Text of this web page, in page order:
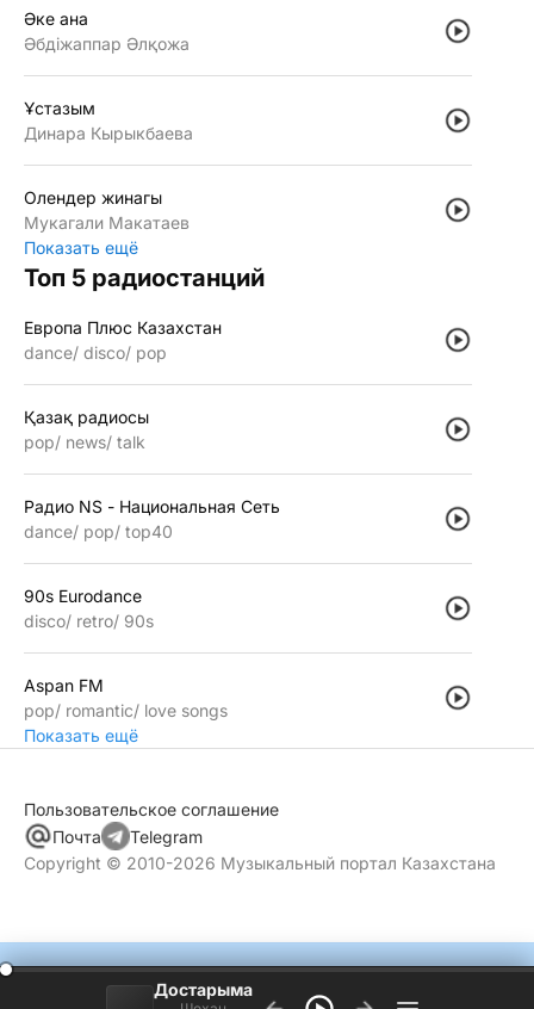
Әке ана
Әбдiжаппар Әлқожа
Ұстазым
Динара Кырыкбаева
Олендер жинагы
Мукагали Макатаев
Показать ещё
Топ 5 радиостанций
Европа Плюс Казахстан
dance disco pop
Қазақ радиосы
pop
news talk
Радио NS - Национальная Сеть
dance pop top40
90s Eurodance
disco retro 90s
Aspan FM
pop
romantic
love songs
Показать ещё
Пользовательское соглашение
Copyright © 2010-2026 Музыкальный портал Казахстана
Почта Telegram
Достарыма